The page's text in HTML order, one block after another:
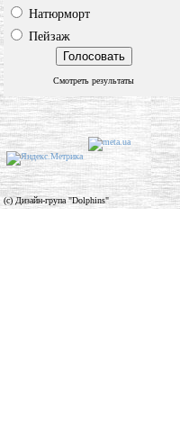
Натюрморт
Пейзаж
Смотреть результаты
(c) Дизайн-група "Dolphins"